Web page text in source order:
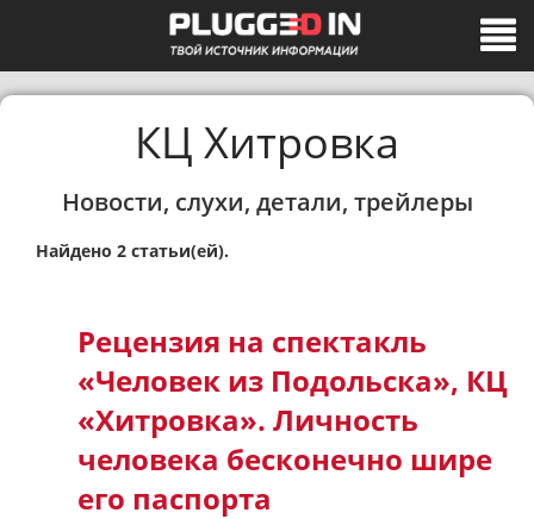
КЦ Хитровка
Новости, слухи, детали, трейлеры
Найдено 2 статьи(ей).
Рецензия на спектакль
«Человек из Подольска», КЦ
«Хитровка». Личность
человека бесконечно шире
его паспорта